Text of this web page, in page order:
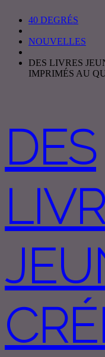
40 DEGRÉS
NOUVELLES
DES LIVRES
IMPRIMÉS AU
DES